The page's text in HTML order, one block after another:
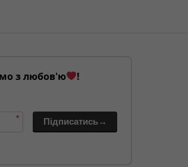
з любов'ю !
* Підписатись→